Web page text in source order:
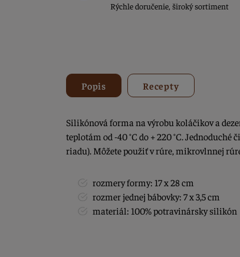
Rýchle doručenie, široký sortiment
Popis Recepty
Silikónová forma na výrobu koláčikov a
teplotám od -40 °C do + 220 °C. Jednoduché
riadu). Môžete použiť v rúre, mikrovlnnej
rozmery formy: 17 x 28 cm
rozmer jednej bábovky: 7 x 3,5 cm
materiál: 100% potravinársky silikón